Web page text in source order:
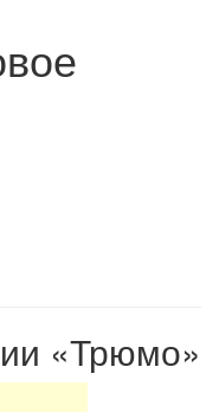
«Трюмо»